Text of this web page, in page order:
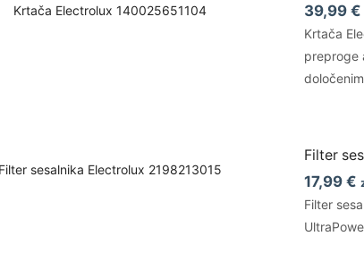
39,99 €
Krtača
preproge
Filter
17,99 €
Filter